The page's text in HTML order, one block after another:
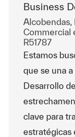
Business
Alcobendas,
Catégorie
Commercial
R51787
Estamos
que se una
Desarrollo
clave para
estratégicas